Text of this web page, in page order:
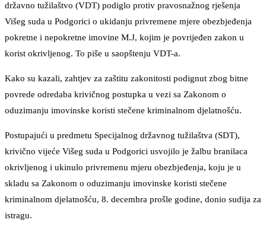
državno tužilaštvo (VDT) podiglo protiv pravosnažnog rješenja
Višeg suda u Podgorici o ukidanju privremene mjere obezbjeđenja
pokretne i nepokretne imovine M.J, kojim je povrijeđen zakon u
korist okrivljenog. To piše u saopštenju VDT-a.
Kako su kazali, zahtjev za zaštitu zakonitosti podignut zbog bitne
povrede odredaba krivičnog postupka u vezi sa Zakonom o
oduzimanju imovinske koristi stečene kriminalnom djelatnošću.
Postupajući u predmetu Specijalnog državnog tužilaštva (SDT),
krivično vijeće Višeg suda u Podgorici usvojilo je žalbu branilaca
okrivljenog i ukinulo privremenu mjeru obezbjeđenja, koju je u
skladu sa Zakonom o oduzimanju imovinske koristi stečene
kriminalnom djelatnošću, 8. decembra prošle godine, donio sudija za
istragu.